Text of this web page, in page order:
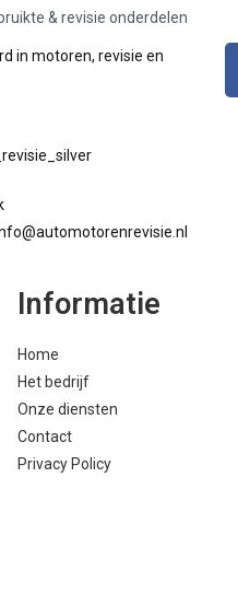
& revisie onderdelen
in motoren, revisie en
Informatie
Home
Het bedrijf
Onze diensten
Contact
Privacy Policy